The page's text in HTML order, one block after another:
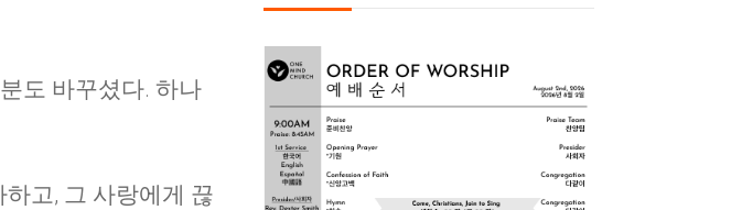
도 바꾸셨다. 하나
고, 그 사랑에게 끊